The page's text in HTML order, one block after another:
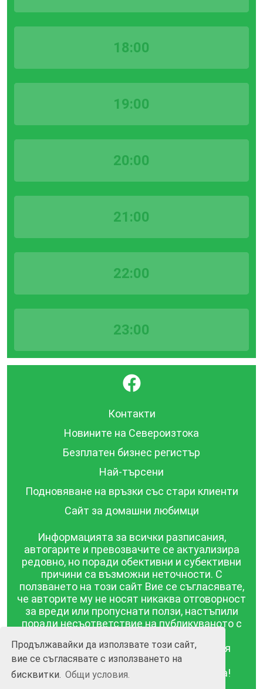
Продължавайки да използвате този сайт,
вие се съгласявате с използването на
бисквитки. Общи условия.
18:00
19:00
20:00
21:00
22:00
23:00
}
Контакти
Новините на Североизтока
Безплатен бизнес регистър
Най-търсени
Подновяване на връзки със стари клиенти
Сайт за домашни любимци
Информацията за всички разписания,
автогарите и превозвачите се актуализира
редовно, но поради обективни и субективни
причини са възможни неточности. С
ползването на този сайт Вие се съгласявате,
че авторите му не носят никаква отговорност
за вреди или пропуснати ползи, настъпили
поради несъответствие на публикуваното с
публикувана в този сайт се предоставя
такава каквато е, без гаранция за
съответствието ѝ с действителността!